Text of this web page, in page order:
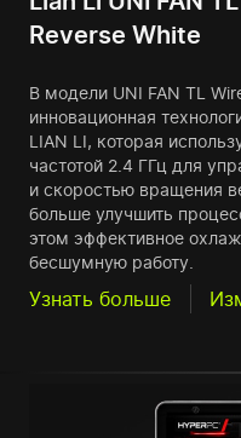
Reverse White
В модели UNI FAN TL
инновационная
LIAN LI, которая
частотой 2.4 ГГц для
и скоростью вращения
больше улучшить
этом эффективное
бесшумную работу.
Узнать больше